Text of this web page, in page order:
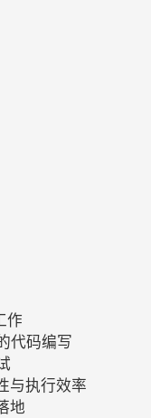
作
代码编写
与执行效率
地